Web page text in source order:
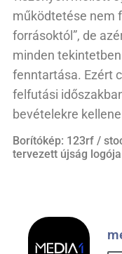
működtetése nem
forrásoktól”, de
minden
fenntartása. Ezért
felfutási
bevételekre
Borítókép: 123rf /
tervezett újság logója